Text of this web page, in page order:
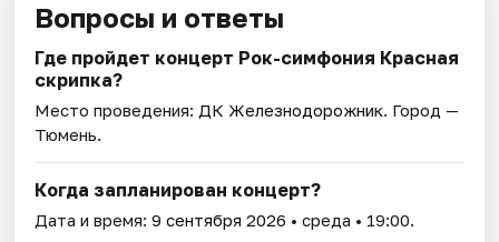
Вопросы и ответы
Где пройдет концерт Рок-симфония Красная
скрипка?
Место проведения: ДК Железнодорожник. Город —
Тюмень.
Когда запланирован концерт?
Дата и время:9 сентября 2026 • среда • 19:00.